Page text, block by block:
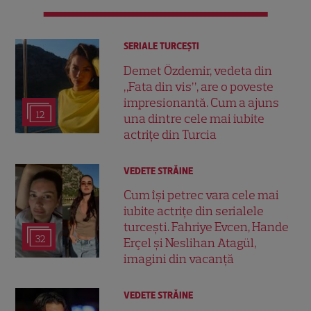
12
SERIALE TURCEŞTI
Demet Özdemir, vedeta din
„Fata din vis”, are o poveste
impresionantă. Cum a ajuns
una dintre cele mai iubite
actrițe din Turcia
32
VEDETE STRĂINE
Cum își petrec vara cele mai
iubite actrițe din serialele
turcești. Fahriye Evcen, Hande
Erçel și Neslihan Atagül,
imagini din vacanță
VEDETE STRĂINE